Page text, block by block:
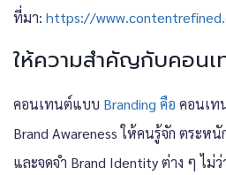
ที่มา: https://
ให้ความสำคัญกับคอน
คอนเทนต์แบบ Branding คือ คอนเท
Brand Awareness ให้คนรู้จัก ตระห
และจดจำ Brand Identity ต่าง ๆ ไม่